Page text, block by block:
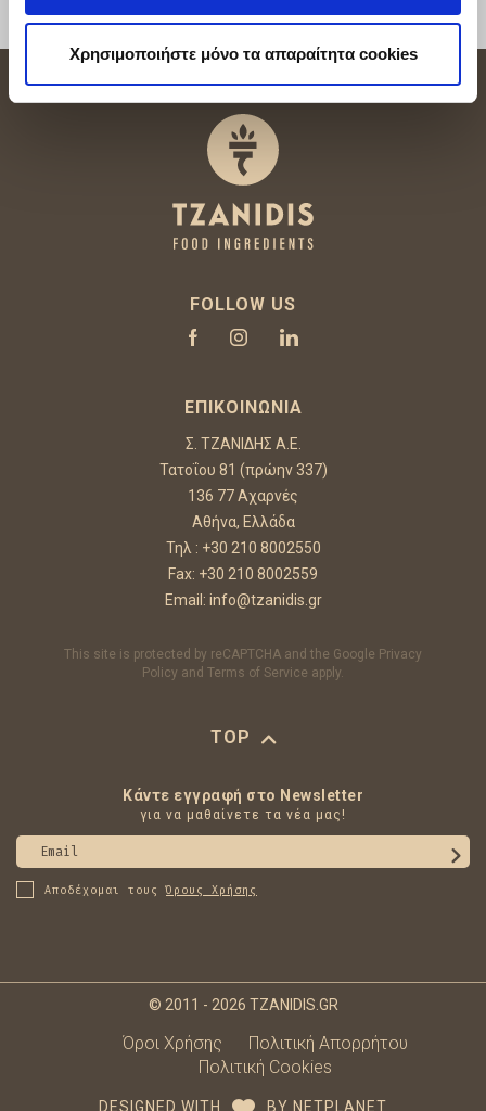
Χρησιμοποιήστε μόνο τα απαραίτητα cookies
FOLLOW US
ΕΠΙΚΟΙΝΩΝΊΑ
Σ. ΤΖΑΝΙΔΗΣ Α.Ε.
Τατοΐου 81 (πρώην 337)
136 77 Αχαρνές
Αθήνα, Ελλάδα
Τηλ : +30 210 8002550
Fax: +30 210 8002559
Email: info@tzanidis.gr
This site is protected by reCAPTCHA and the Google Privacy
Policy and Terms of Service apply.
TOP
Κάντε εγγραφή στο Newsletter
για να μαθαίνετε τα νέα μας!
Αποδέχομαι τουςΌρους Χρήσης
© 2011 - 2026 TZANIDIS.GR
Όροι Χρήσης
Πολιτική Απορρήτου
Πολιτική Cookies
DESIGNED WITH BY NETPLANET